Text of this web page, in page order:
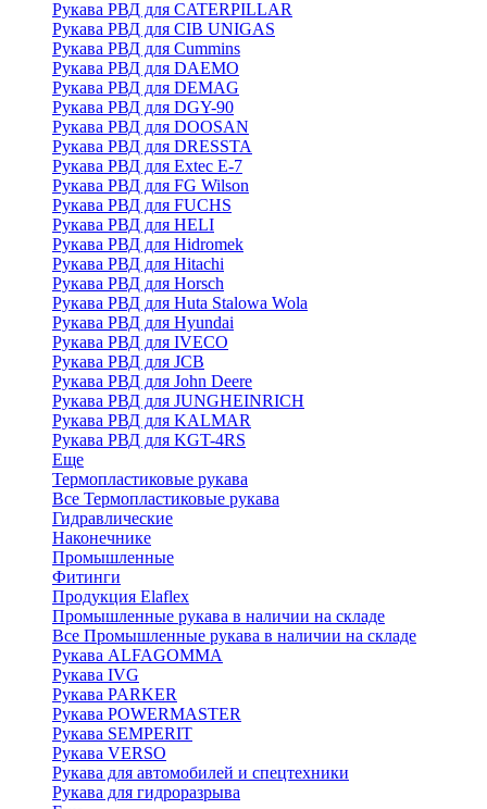
Рукава РВД для CATERPILLAR
Рукава РВД для CIB UNIGAS
Рукава РВД для Cummins
Рукава РВД для DAEMO
Рукава РВД для DEMAG
Рукава РВД для DGY-90
Рукава РВД для DOOSAN
Рукава РВД для DRESSTA
Рукава РВД для Extec E-7
Рукава РВД для FG Wilson
Рукава РВД для FUCHS
Рукава РВД для HELI
Рукава РВД для Hidromek
Рукава РВД для Hitachi
Рукава РВД для Horsch
Рукава РВД для Huta Stalowa Wola
Рукава РВД для Hyundai
Рукава РВД для IVECO
Рукава РВД для JCB
Рукава РВД для John Deere
Рукава РВД для JUNGHEINRICH
Рукава РВД для KALMAR
Рукава РВД для KGT-4RS
Еще
Термопластиковые рукава
Все Термопластиковые рукава
Гидравлические
Наконечнике
Промышленные
Фитинги
Продукция Elaflex
Промышленные рукава в наличии на складе
Все Промышленные рукава в наличии на складе
Рукава ALFAGOMMA
Рукава IVG
Рукава PARKER
Рукава POWERMASTER
Рукава SEMPERIT
Рукава VERSO
Рукава для автомобилей и спецтехники
Рукава для гидроразрыва